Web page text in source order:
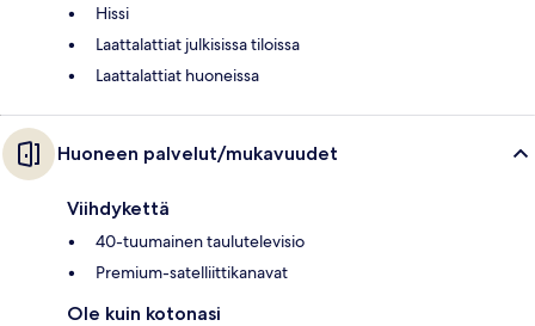
Hissi
Laattalattiat julkisissa tiloissa
Laattalattiat huoneissa
Huoneen palvelut/mukavuudet
Viihdykettä
40-tuumainen taulutelevisio
Premium-satelliittikanavat
Ole kuin kotonasi